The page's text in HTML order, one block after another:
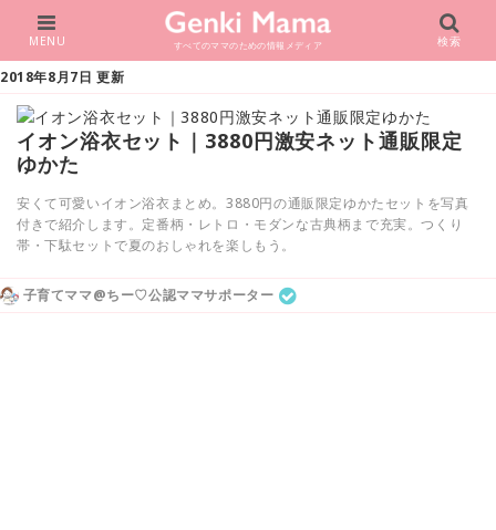
すべてのママのための情報メディア
MENU 検索
2018年8月7日 更新
イオン浴衣セット｜3880円激安ネット通販限定
ゆかた
安くて可愛いイオン浴衣まとめ。3880円の通販限定ゆかたセットを写真
付きで紹介します。定番柄・レトロ・モダンな古典柄まで充実。つくり
帯・下駄セットで夏のおしゃれを楽しもう。
子育てママ@ちー♡公認ママサポーター